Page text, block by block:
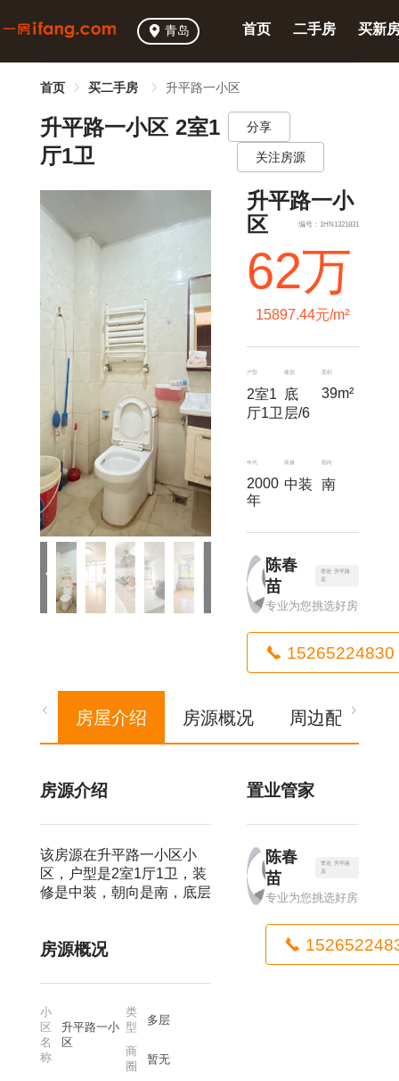
青岛 首页 二手房 买新
首页 买二手房 升平路一小区
升平路一小区 2室1
厅1卫
分享
关注房源
升平路一小
区
编号：1HN1321831
62万
15897.44元/m²
户型
2室1
厅1卫
楼层
底
层/6
面积
39m²
年代
2000
年
装修
中装
朝向
南
陈春
苗
李沧 升平路
店
专业为您挑选好房
15265224830
房屋介绍 房源概况 周边配套
房源介绍
该房源在升平路一小区小
区，户型是2室1厅1卫，装
修是中装，朝向是南，底层
房源概况
小
区
名
称
升平路一小
区
类
型
多层
商
圈
暂无
置业管家
陈春
苗
李沧 升平路
店
专业为您挑选好房